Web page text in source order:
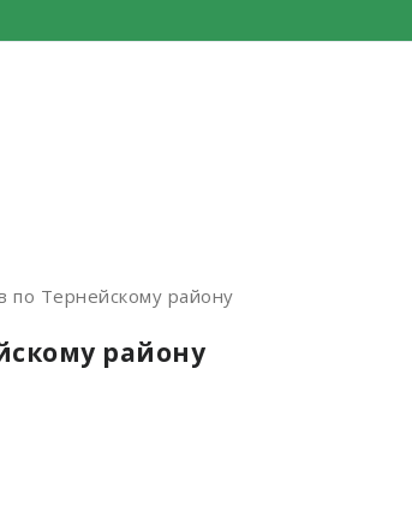
по Тернейскому району
району